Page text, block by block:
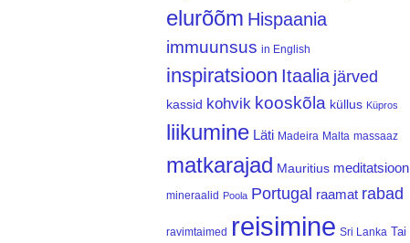
elurõõm Hispaania
immuunsus in English
inspiratsioon Itaalia järved
kassid kohvik kooskõla küllus Küpros
liikumine Läti Madeira Malta massaaz
matkarajad Mauritius meditatsioon
mineraalid Poola Portugal raamat rabad
ravimtaimed reisimine Sri Lanka Tai